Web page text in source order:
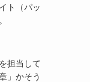
ト（パッ
担当して
」かそう